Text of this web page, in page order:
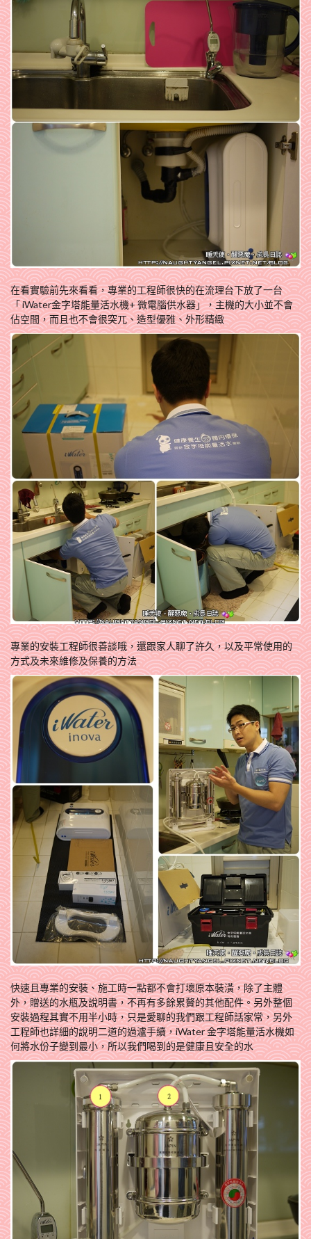
在看實驗前先來看看，專業的工程師很快的在流理台下放了一台
「 iWater金字塔能量活水機+ 微電腦供水器」，主機的大小並不會
佔空間，而且也不會很突兀、造型優雅、外形精緻
專業的安裝工程師很善談哦，還跟家人聊了許久，以及平常使用的
方式及未來維修及保養的方法
快速且專業的安裝、施工時一點都不會打壞原本裝潢，除了主體
外，贈送的水瓶及說明書，不再有多餘累贅的其他配件。另外整個
安裝過程其實不用半小時，只是愛聊的我們跟工程師話家常，另外
工程師也詳細的說明二道的過瀘手續，iWater 金字塔能量活水機如
何將水份子變到最小，所以我們喝到的是健康且安全的水